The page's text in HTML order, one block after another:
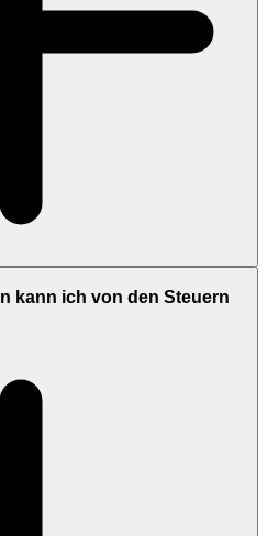
kann ich von den Steuern